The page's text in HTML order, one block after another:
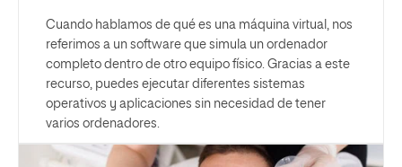
Cuando hablamos de qué es una máquina virtual, nos
referimos a un software que simula un ordenador
completo dentro de otro equipo físico. Gracias a este
recurso, puedes ejecutar diferentes sistemas
operativos y aplicaciones sin necesidad de tener
varios ordenadores.